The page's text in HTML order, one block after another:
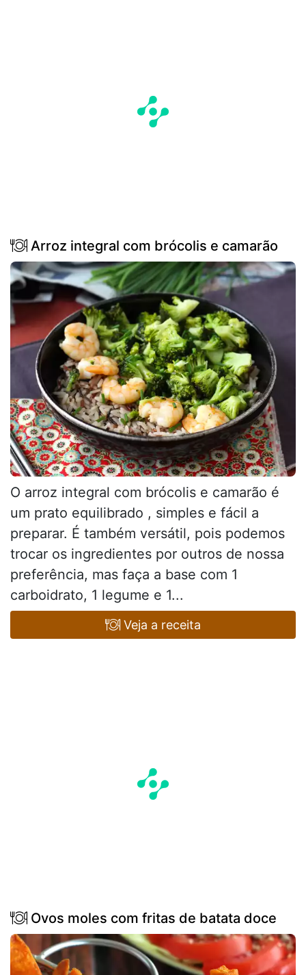
Arroz integral com brócolis e camarão
O arroz integral com brócolis e camarão é
um prato equilibrado , simples e fácil a
preparar. É também versátil, pois podemos
trocar os ingredientes por outros de nossa
preferência, mas faça a base com 1
carboidrato, 1 legume e 1...
Veja a receita
Ovos moles com fritas de batata doce